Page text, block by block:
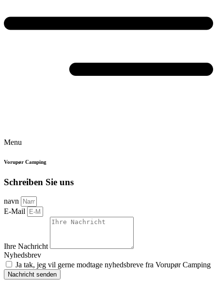
Menu
Vorupør Camping
Schreiben Sie uns
navn
E-Mail
Ihre Nachricht
Nyhedsbrev
Ja tak, jeg vil gerne modtage nyhedsbreve fra Vorupør Camping
Nachricht senden